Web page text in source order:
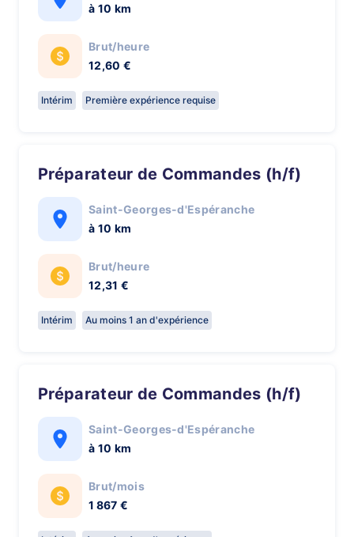
à 10 km
Brut/heure
12,60 €
Intérim Première expérience requise
Préparateur de Commandes (h/f)
Saint-Georges-d'Espéranche
à 10 km
Brut/heure
12,31 €
Intérim Au moins 1 an d'expérience
Préparateur de Commandes (h/f)
Saint-Georges-d'Espéranche
à 10 km
Brut/mois
1 867 €